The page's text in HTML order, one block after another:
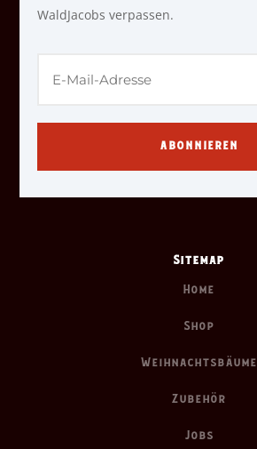
WaldJacobs verpassen.
ABONNIEREN
Sitemap
Home
Shop
Weihnachtsbäume
Zubehör
Jobs